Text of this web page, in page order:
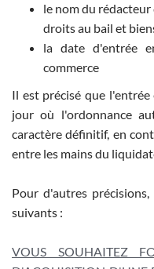
le nom du
droits au bail et
la date d'entrée
commerce
Il est précisé que
jour où l'ordonnance
caractère définitif, en
entre les mains du
Pour d'autres
suivants :
VOUS SOUHAITEZ